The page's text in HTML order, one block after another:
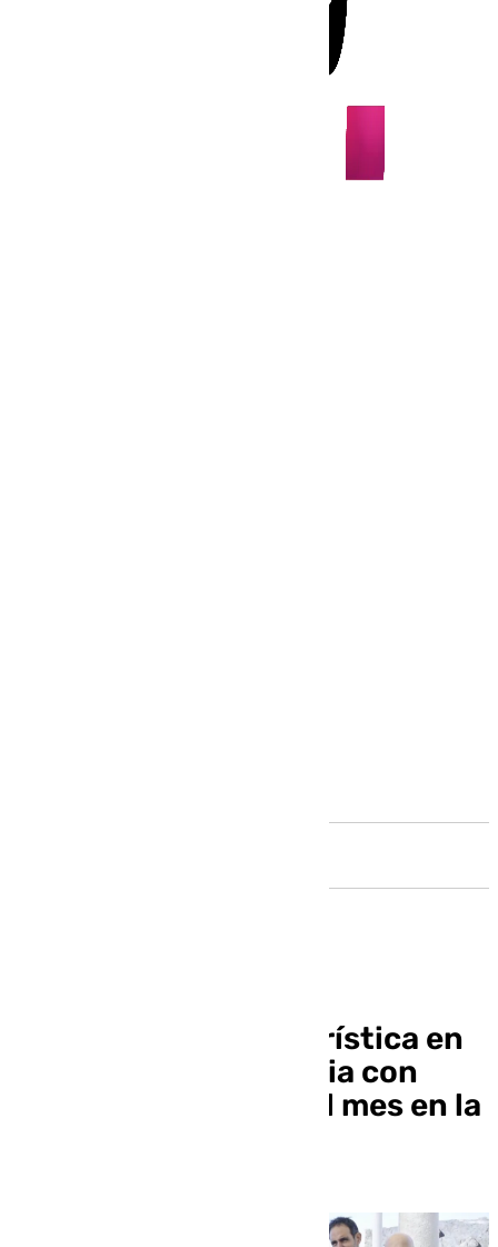
La temporada alta turística en
Málaga contó de media con
110.000 empleados al mes en la